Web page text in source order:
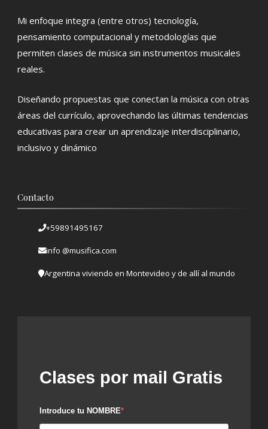
Mi enfoque integra (entre otros) tecnología,
pensamiento computacional y metodologías que
permiten clases de música sin instrumentos musicales
reales.
Diseñando propuestas que conectan la música con otras
áreas del currículo, aprovechando las últimas tendencias
educativas para crear un aprendizaje interdisciplinario,
inclusivo y dinámico
Contacto
+59891495167
info @musifica.com
Argentina viviendo en Montevideo y de allí al mundo